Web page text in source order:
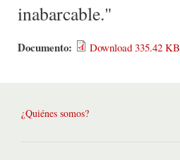
inabarcable."
Documento: Download 335.42 KB
¿Quiénes somos?